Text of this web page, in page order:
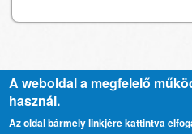
Lábléc
Kapcsolat
A weboldal a megfelelő
használ.
Az oldal bármely linkjére kattintva